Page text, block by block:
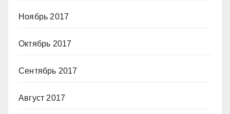
Ноябрь 2017
Октябрь 2017
Сентябрь 2017
Август 2017